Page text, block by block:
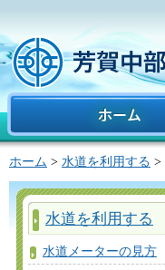
ホーム
ホーム > 水道を利用する >
水道を利用する
水道メーターの見方